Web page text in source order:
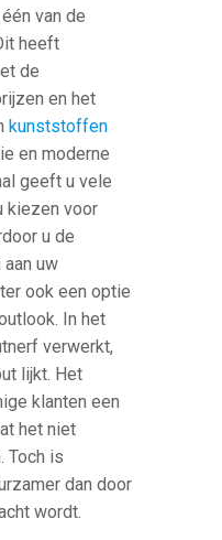
van de
heeft
de
en het
kunststoffen
en moderne
geeft u vele
kiezen voor
u de
uw
ook een optie
In het
verwerkt,
lijkt. Het
klanten een
het niet
Toch is
dan door
wordt.